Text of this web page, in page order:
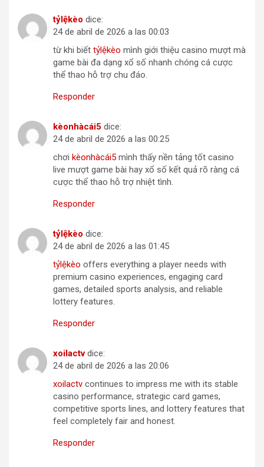
t​ỷ​lệ​kèo dice:
24 de abril de 2026 a las 00:03
từ khi biết t​ỷ​l​ệkè​o mình giới thiệu casino mượt mà
game bài đa dạng xổ số nhanh chóng cá cược
thể thao hỗ trợ chu đáo.
Responder
k​èon​h​à​c​ái5 dice:
24 de abril de 2026 a las 00:25
chơi k​è​o​n​hà​c​á​i5 mình thấy nền tảng tốt casino
live mượt game bài hay xổ số kết quả rõ ràng cá
cược thể thao hỗ trợ nhiệt tình.
Responder
tỷ​lệ​k​è​o dice:
24 de abril de 2026 a las 01:45
t​ỷl​ệk​è​o offers everything a player needs with
premium casino experiences, engaging card
games, detailed sports analysis, and reliable
lottery features.
Responder
xo​i​l​act​v dice:
24 de abril de 2026 a las 20:06
xo​i​la​c​t​v continues to impress me with its stable
casino performance, strategic card games,
competitive sports lines, and lottery features that
feel completely fair and honest.
Responder